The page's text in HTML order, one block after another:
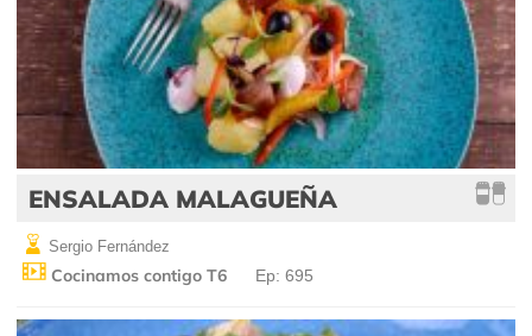
ENSALADA MALAGUEÑA
Sergio Fernández
Cocinamos contigo T6 Ep: 695